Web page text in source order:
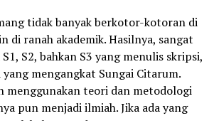
tidak banyak berkotor-kotoran di
di ranah akademik. Hasilnya, sangat
S2, bahkan S3 yang menulis skripsi,
mengangkat Sungai Citarum.
menggunakan teori dan metodologi
pun menjadi ilmiah. Jika ada yang